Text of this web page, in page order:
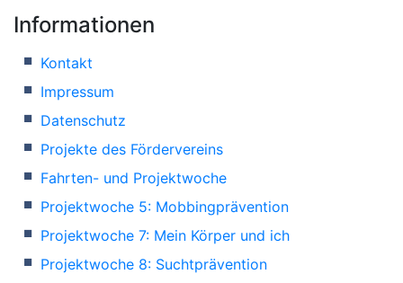
Informationen
Kontakt
Impressum
Datenschutz
Projekte des Fördervereins
Fahrten- und Projektwoche
Projektwoche 5: Mobbingprävention
Projektwoche 7: Mein Körper und ich
Projektwoche 8: Suchtprävention